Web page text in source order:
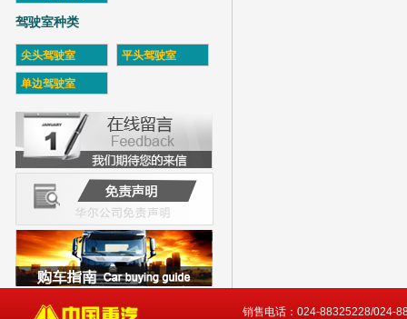
驾驶室种类
尖头驾驶室 平头驾驶室
单边驾驶室
销售电话：024-88325228/024-